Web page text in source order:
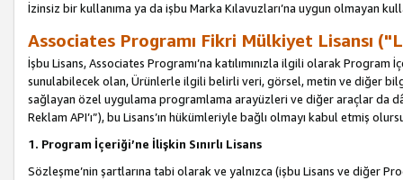
İzinsiz bir kullanıma ya da işbu Marka Kılavuzları’na uygun olmayan
Associates Programı Fikri Mülkiyet Lisansı
İşbu Lisans, Associates Programı’na katılımınızla ilgili olarak Program
sunulabilecek olan, Ürünlerle ilgili belirli veri, görsel, metin ve diğer
sağlayan özel uygulama programlama arayüzleri ve diğer araçlar da
Reklam API’ı”), bu Lisans’ın hükümleriyle bağlı olmayı kabul etmiş
1. Program İçeriği’ne İlişkin Sınırlı Lisans
Sözleşme’nin şartlarına tabi olarak ve yalnızca (işbu Lisans ve diğer